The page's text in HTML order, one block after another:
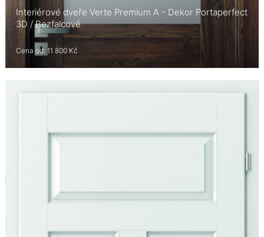
Interiérové dveře Verte Premium A - Dekor Portaperfect
3D / Bezfalcové
Cena od: 11 800 Kč